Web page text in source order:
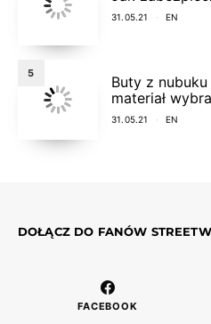
31.05.21 EN
5
Buty z
materiał
31.05.21 EN
DOŁĄCZ DO FANÓW
FACEBOOK